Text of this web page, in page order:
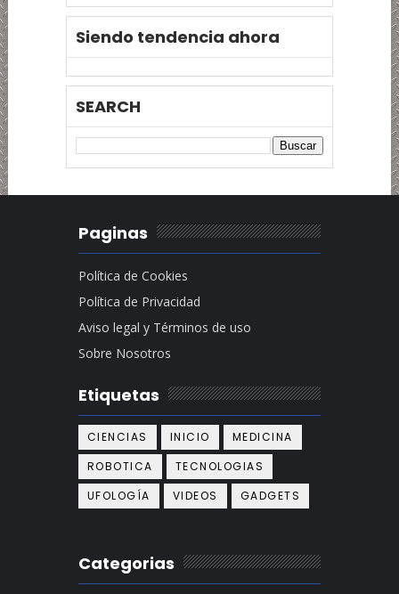
Siendo tendencia ahora
SEARCH
Paginas
Política de Cookies
Política de Privacidad
Aviso legal y Términos de uso
Sobre Nosotros
Etiquetas
CIENCIAS INICIO
MEDICINA
ROBOTICA
TECNOLOGIAS
UFOLOGÍA
VIDEOS GADGETS
Categorias